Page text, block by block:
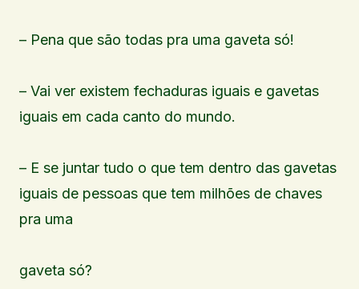
– Pena que são todas pra uma gaveta só!
– Vai ver existem fechaduras iguais e gavetas
iguais em cada canto do mundo.
– E se juntar tudo o que tem dentro das gavetas
iguais de pessoas que tem milhões de chaves
pra uma
gaveta só?